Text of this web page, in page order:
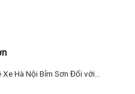
Hà Nội Bỉm Sơn Đối với...